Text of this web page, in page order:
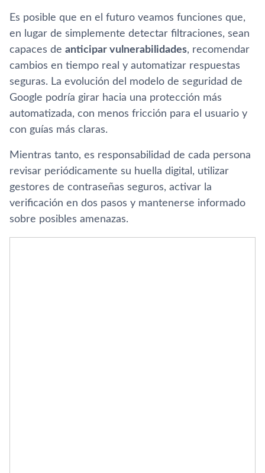
Es posible que en el futuro veamos funciones que,
en lugar de simplemente detectar filtraciones, sean
capaces de anticipar vulnerabilidades, recomendar
cambios en tiempo real y automatizar respuestas
seguras. La evolución del modelo de seguridad de
Google podría girar hacia una protección más
automatizada, con menos fricción para el usuario y
con guías más claras.
Mientras tanto, es responsabilidad de cada persona
revisar periódicamente su huella digital, utilizar
gestores de contraseñas seguros, activar la
verificación en dos pasos y mantenerse informado
sobre posibles amenazas.